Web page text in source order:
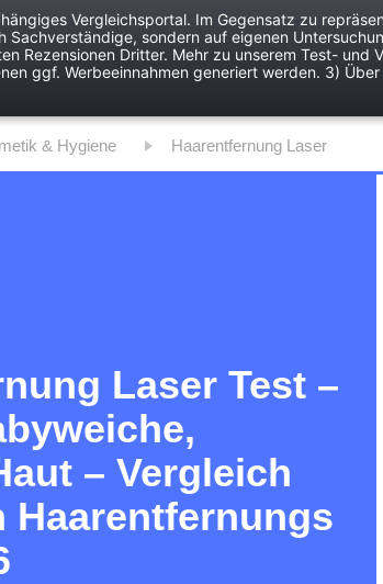
Digitales Drogerie Elektronik Freizeit
& Hygiene Haarentfernung Laser
Laser Test –
– Vergleich
Haarentfernungs
Vergleichsportal. Im Gegensatz zu
sondern auf eigenen
Rezensionen Dritter. Mehr zu unserem Test- und
ggf. Werbeeinnahmen generiert werden. 3)